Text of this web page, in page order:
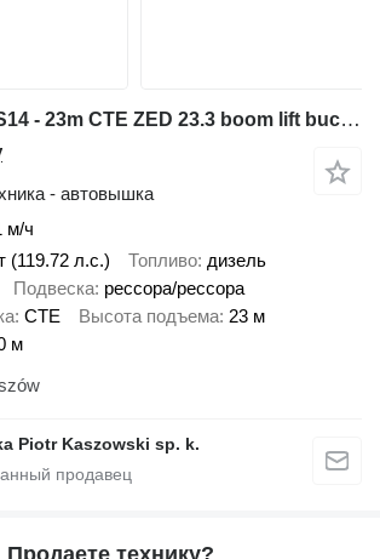
IVECO Daily 35S14 - 23m CTE ZED 23.3 boom lift bucket truck podnośnik
- автовышка
м/ч
(119.72 л.с.) Топливо дизель
Подвеска рессора/рессора
CTE Высота подъема 23 м
м
Piotr Kaszowski sp. k.
Продаете технику?